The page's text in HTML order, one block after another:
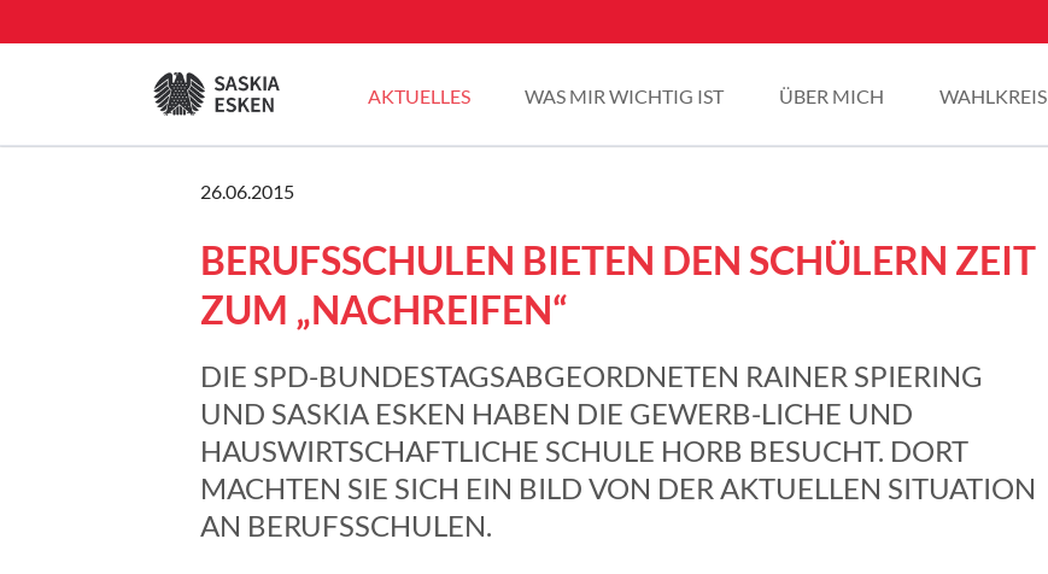
AKTUELLES
Blogbeiträge
Plenarreden
WAS MIR WICHTIG IST ÜBER MICH WAHLKREIS
26.06.2015
BERUFSSCHULEN BIETEN DEN SCHÜLERN ZEIT
ZUM „NACHREIFEN“
DIE SPD-BUNDESTAGSABGEORDNETEN RAINER SPIERING
UND SASKIA ESKEN HABEN DIE GEWERB-LICHE UND
HAUSWIRTSCHAFTLICHE SCHULE HORB BESUCHT. DORT
MACHTEN SIE SICH EIN BILD VON DER AKTUELLEN SITUATION
AN BERUFSSCHULEN.